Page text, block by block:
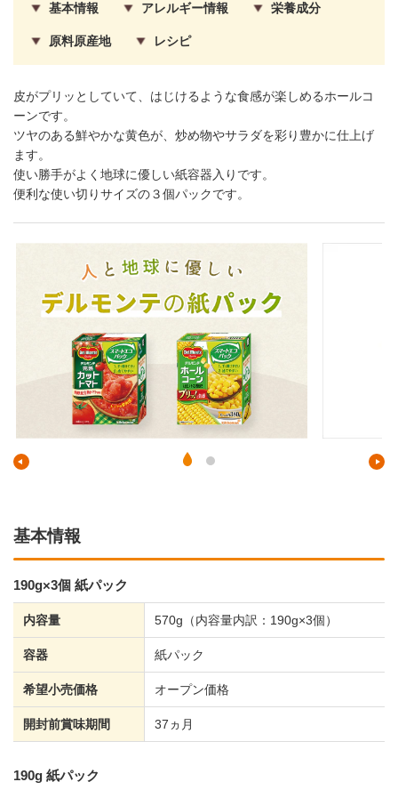
皮がプリッとしていて、はじけるような食感が楽しめるホールコ
ーンです。
ツヤのある鮮やかな黄色が、炒め物やサラダを彩り豊かに仕上げ
ます。
使い勝手がよく地球に優しい紙容器入りです。
便利な使い切りサイズの３個パックです。
基本情報 アレルギー情報 栄養成分
原料原産地 レシピ
基本情報
190g×3個 紙パック
内容量 570g（内容量内訳：190g×3個）
容器 紙パック
希望小売価格 オープン価格
開封前賞味期間 37ヵ月
190g 紙パック